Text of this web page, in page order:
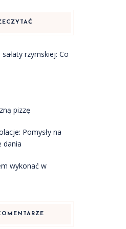
rzymskiej: Co
pizzę
Pomysły na
dania
wykonać w